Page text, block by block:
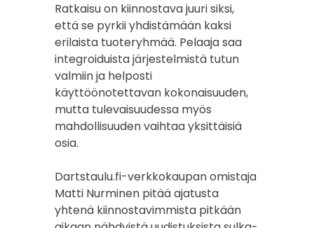
Ratkaisu on kiinnostava juuri siksi,
että se pyrkii yhdistämään kaksi
erilaista tuoteryhmää. Pelaaja saa
integroiduista järjestelmistä tutun
valmiin ja helposti
käyttöönotettavan kokonaisuuden,
mutta tulevaisuudessa myös
mahdollisuuden vaihtaa yksittäisiä
osia.
Dartstaulu.fi-verkkokaupan omistaja
Matti Nurminen pitää ajatusta
yhtenä kiinnostavimmista pitkään